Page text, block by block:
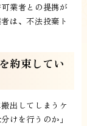
業者との提携が
は、不法投棄ト
約束してい
出してしまうケ
けを行うのか」